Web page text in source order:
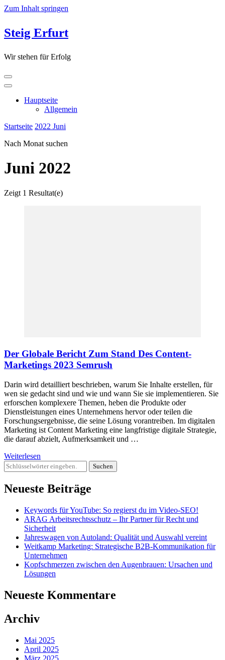
Zum Inhalt springen
Steig Erfurt
Wir stehen für Erfolg
Hauptseite
Allgemein
Startseite 2022 Juni
Nach Monat suchen
Juni 2022
Zeigt 1 Resultat(e)
Der Globale Bericht Zum Stand Des Content-
Marketings 2023 Semrush
Darin wird detailliert beschrieben, warum Sie Inhalte erstellen, für
wen sie gedacht sind und wie und wann Sie sie implementieren. Sie
erforschen komplexere Themen, heben die Produkte oder
Dienstleistungen eines Unternehmens hervor oder teilen die
Forschungsergebnisse, die seine Lösung vorantreiben. Im digitalen
Marketing ist Content Marketing eine langfristige digitale Strategie,
die darauf abzielt, Aufmerksamkeit und …
Weiterlesen
Suchst
du
nach
etwas?
Neueste Beiträge
Keywords für YouTube: So regierst du im Video-SEO!
ARAG Arbeitsrechtsschutz – Ihr Partner für Recht und
Sicherheit
Jahreswagen von Autoland: Qualität und Auswahl vereint
Weitkamp Marketing: Strategische B2B-Kommunikation für
Unternehmen
Kopfschmerzen zwischen den Augenbrauen: Ursachen und
Lösungen
Neueste Kommentare
Archiv
Mai 2025
April 2025
März 2025